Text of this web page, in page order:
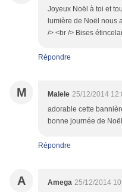
Joyeux Noël à toi et
lumière de Noël nous
/> <br /> Bises
Répondre
M Malele 25/12/2014
adorable cette
bonne journée de
Répondre
A Amega 25/12/2014